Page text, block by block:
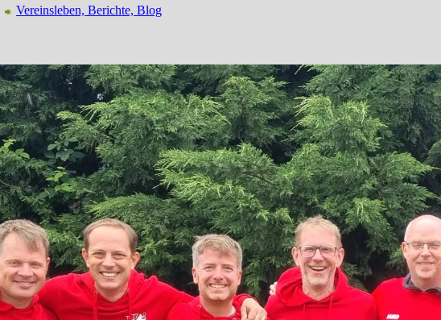
Vereinsleben, Berichte, Blog